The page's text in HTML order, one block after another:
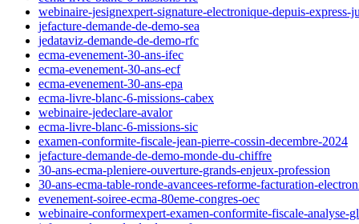
webinaire-jesignexpert-signature-electronique-depuis-express-
jefacture-demande-de-demo-sea
jedataviz-demande-de-demo-rfc
ecma-evenement-30-ans-ifec
ecma-evenement-30-ans-ecf
ecma-evenement-30-ans-epa
ecma-livre-blanc-6-missions-cabex
webinaire-jedeclare-avalor
ecma-livre-blanc-6-missions-sic
examen-conformite-fiscale-jean-pierre-cossin-decembre-2024
jefacture-demande-de-demo-monde-du-chiffre
30-ans-ecma-pleniere-ouverture-grands-enjeux-profession
30-ans-ecma-table-ronde-avancees-reforme-facturation-
evenement-soiree-ecma-80eme-congres-oec
webinaire-conformexpert-examen-conformite-fiscale-analyse-